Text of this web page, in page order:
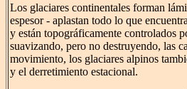
Los glaciares continentales forman
espesor - aplastan todo lo que
y están topográficamente controlados
suavizando, pero no destruyendo, las
movimiento, los glaciares alpinos
y el derretimiento estacional.